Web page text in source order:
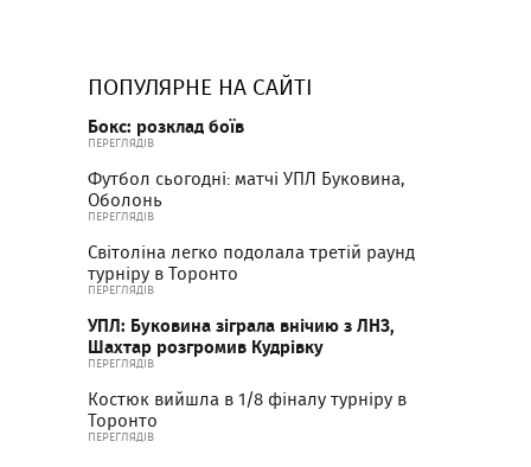
ПОПУЛЯРНЕ НА САЙТІ
Бокс: розклад боїв
ПЕРЕГЛЯДІВ
Футбол сьогодні: матчі УПЛ Буковина,
Оболонь
ПЕРЕГЛЯДІВ
Світоліна легко подолала третій раунд
турніру в Торонто
ПЕРЕГЛЯДІВ
УПЛ: Буковина зіграла внічию з ЛНЗ,
Шахтар розгромив Кудрівку
ПЕРЕГЛЯДІВ
Костюк вийшла в 1/8 фіналу турніру в
Торонто
ПЕРЕГЛЯДІВ